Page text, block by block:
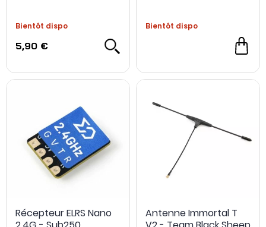
Bientôt dispo
5,90 €
Bientôt dispo
Récepteur ELRS Nano
Antenne Immortal T